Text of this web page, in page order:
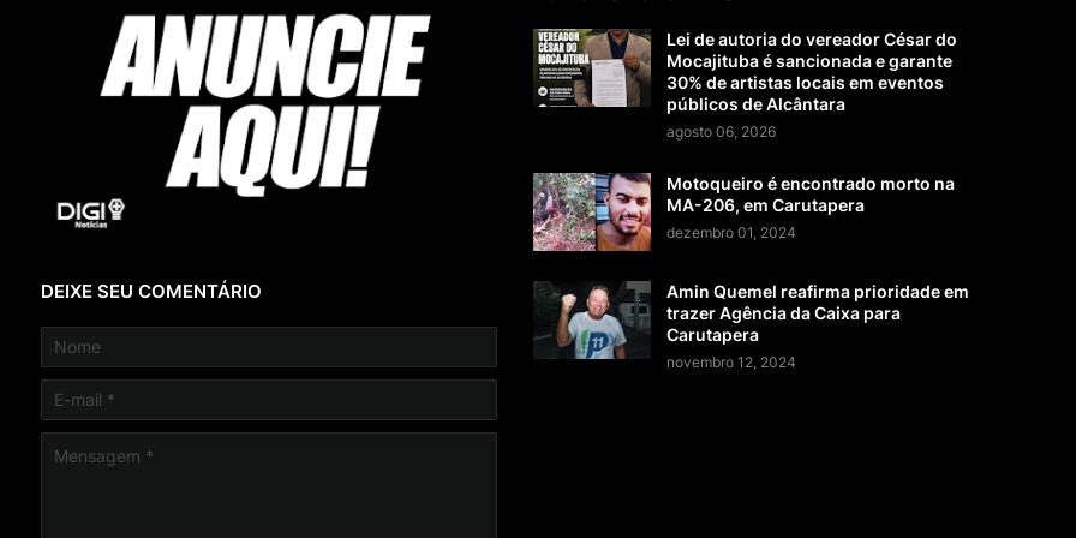
DEIXE SEU COMENTÁRIO
Lei de autoria do vereador César do
Mocajituba é sancionada e garante
30% de artistas locais em eventos
públicos de Alcântara
agosto 06, 2026
Motoqueiro é encontrado morto na
MA-206, em Carutapera
dezembro 01, 2024
Amin Quemel reafirma prioridade em
trazer Agência da Caixa para
Carutapera
novembro 12, 2024